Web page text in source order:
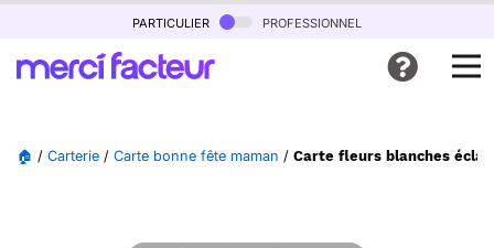
particulier professionnel
🏠 / Carterie / Carte bonne fête maman / Carte fleurs blanches